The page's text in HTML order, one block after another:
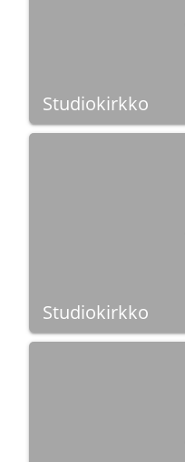
Studiokirkko
Studiokirkko